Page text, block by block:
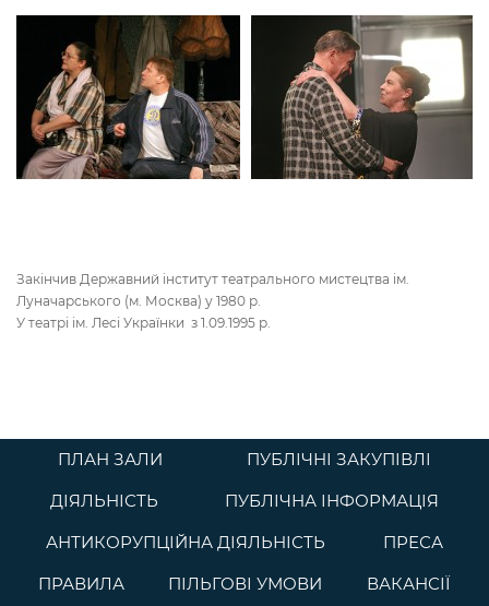
Закінчив Державний інститут театрального мистецтва ім.
Луначарського (м. Москва) у 1980 р.
У театрі ім. Лесі Українки з 1.09.1995 р.
ПЛАН ЗАЛИ
ПУБЛІЧНІ ЗАКУПІВЛІ
ДІЯЛЬНІСТЬ
ПУБЛІЧНА ІНФОРМАЦІЯ
АНТИКОРУПЦІЙНА ДІЯЛЬНІСТЬ
ПРЕСА
ПРАВИЛА
ПІЛЬГОВІ УМОВИ
ВАКАНСІЇ